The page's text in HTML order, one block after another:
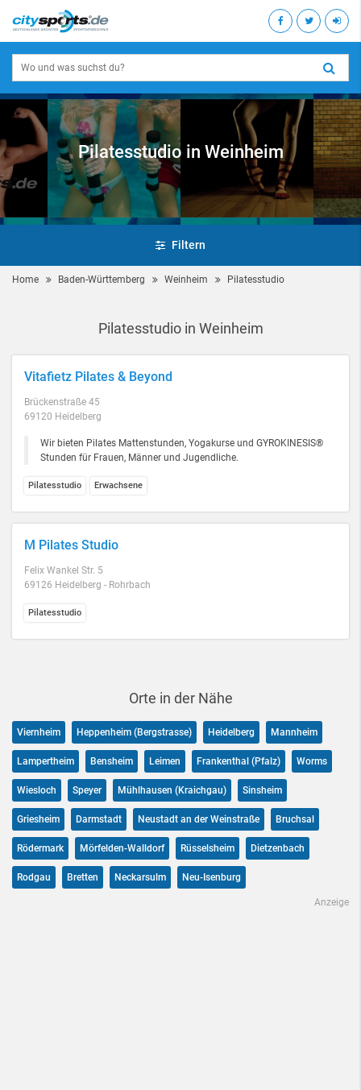
Pilatesstudio in Weinheim
Filtern
Home Baden-Württemberg Weinheim Pilatesstudio
Pilatesstudio in Weinheim
Vitafietz Pilates & Beyond
Brückenstraße 45
69120 Heidelberg
Wir bieten Pilates Mattenstunden, Yogakurse und GYROKINESIS®
Stunden für Frauen, Männer und Jugendliche.
Pilatesstudio Erwachsene
M Pilates Studio
Felix Wankel Str. 5
69126 Heidelberg - Rohrbach
Pilatesstudio
Orte in der Nähe
Viernheim Heppenheim (Bergstrasse) Heidelberg Mannheim
Lampertheim Bensheim Leimen Frankenthal (Pfalz) Worms
Wiesloch Speyer Mühlhausen (Kraichgau) Sinsheim
Griesheim Darmstadt Neustadt an der Weinstraße Bruchsal
Rödermark Mörfelden-Walldorf Rüsselsheim Dietzenbach
Rodgau Bretten Neckarsulm Neu-Isenburg
Anzeige